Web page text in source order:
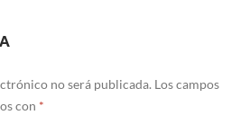
no será publicada. Los campos
con *